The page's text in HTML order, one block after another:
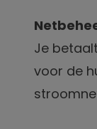
Je
voor de